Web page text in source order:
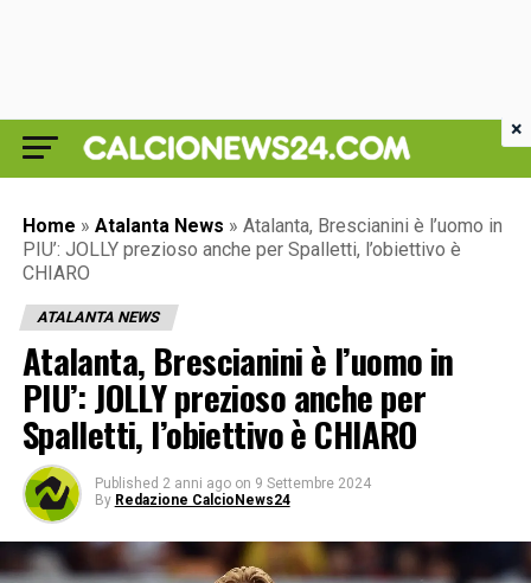
Home » Atalanta News » Atalanta, Brescianini è l’uomo in
PIU’: JOLLY prezioso anche per Spalletti, l’obiettivo è
CHIARO
ATALANTA NEWS
Atalanta, Brescianini è l’uomo in
PIU’: JOLLY prezioso anche per
Spalletti, l’obiettivo è CHIARO
Published 2 anni ago on 9 Settembre 2024
By Redazione CalcioNews24
×